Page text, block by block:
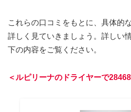
これらの口コミをもとに、具体的
詳しく見ていきましょう。詳しい
下の内容をご覧ください。
＜ルピリーナのドライヤーで